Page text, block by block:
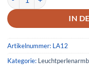
IN
Artikelnummer: LA12
Kategorie: